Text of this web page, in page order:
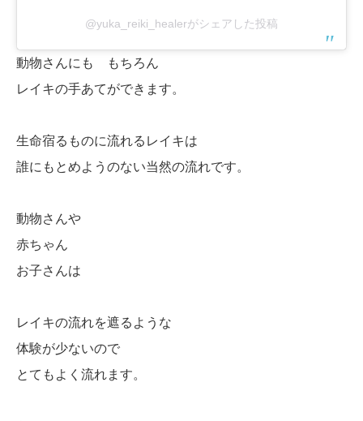
@yuka_reiki_healerがシェアした投稿
動物さんにも もちろん
レイキの手あてができます。
生命宿るものに流れるレイキは
誰にもとめようのない当然の流れです。
動物さんや
赤ちゃん
お子さんは
レイキの流れを遮るような
体験が少ないので
とてもよく流れます。